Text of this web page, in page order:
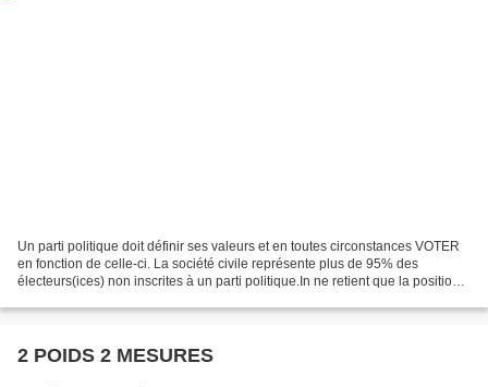
Un parti politique doit définir ses valeurs et en toutes circonstances VOTER
en fonction de celle-ci. La société civile représente plus de 95% des
électeurs(ices) non inscrites à un parti politique.In ne retient que la position
2 POIDS 2 MESURES